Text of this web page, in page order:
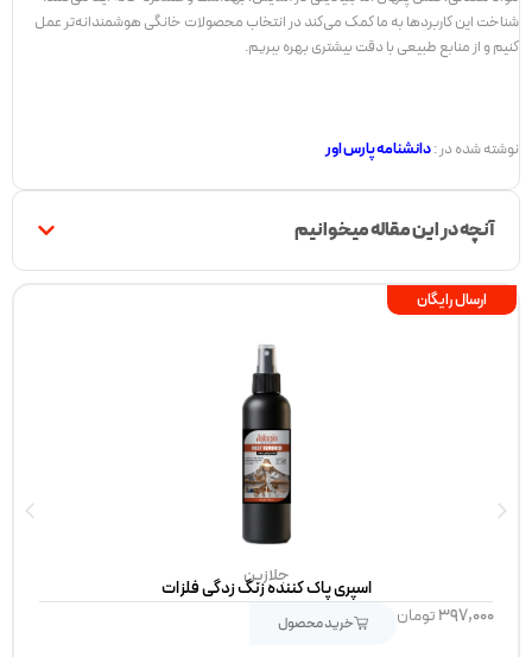
شناخت این کاربردها به ما کمک می‌کند در انتخاب محصولات خانگی هوشمندانه‌تر عمل
کنیم و از منابع طبیعی با دقت بیشتری بهره ببریم.
نوشته شده در :دانشنامه پارس اور
آنچه در این مقاله میخوانیم
ارسال رایگان
جلازین
اسپری پاک کننده زنگ زدگی فلزات
۳۹۷,۰۰۰تومان خرید محصول